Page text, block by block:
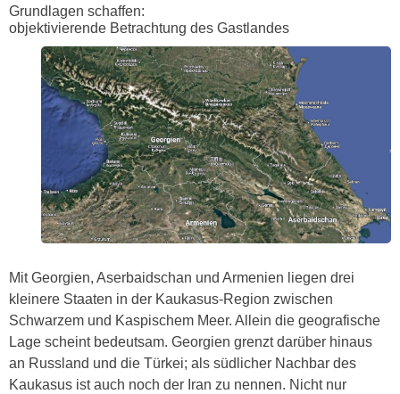
Grundlagen schaffen:
objektivierende Betrachtung des Gastlandes
Mit Georgien, Aserbaidschan und Armenien liegen drei
kleinere Staaten in der Kaukasus-Region zwischen
Schwarzem und Kaspischem Meer. Allein die geografische
Lage scheint bedeutsam. Georgien grenzt darüber hinaus
an Russland und die Türkei; als südlicher Nachbar des
Kaukasus ist auch noch der Iran zu nennen. Nicht nur